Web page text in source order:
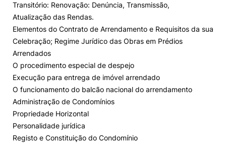
Transitório: Renovação: Denúncia, Transmissão,
Atualização das Rendas.
Elementos do Contrato de Arrendamento e Requisitos da sua
Celebração; Regime Jurídico das Obras em Prédios
Arrendados
O procedimento especial de despejo
Execução para entrega de imóvel arrendado
O funcionamento do balcão nacional do arrendamento
Administração de Condomínios
Propriedade Horizontal
Personalidade jurídica
Registo e Constituição do Condomínio